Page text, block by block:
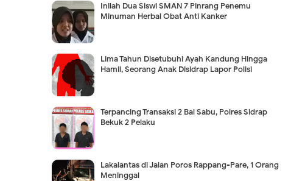
Inilah Dua Siswi SMAN 7 Pinrang Penemu
Minuman Herbal Obat Anti Kanker
Lima Tahun Disetubuhi Ayah Kandung Hingga
Hamil, Seorang Anak Disidrap Lapor Polisi
Terpancing Transaksi 2 Bal Sabu, Polres Sidrap
Bekuk 2 Pelaku
Lakalantas di Jalan Poros Rappang-Pare, 1 Orang
Meninggal